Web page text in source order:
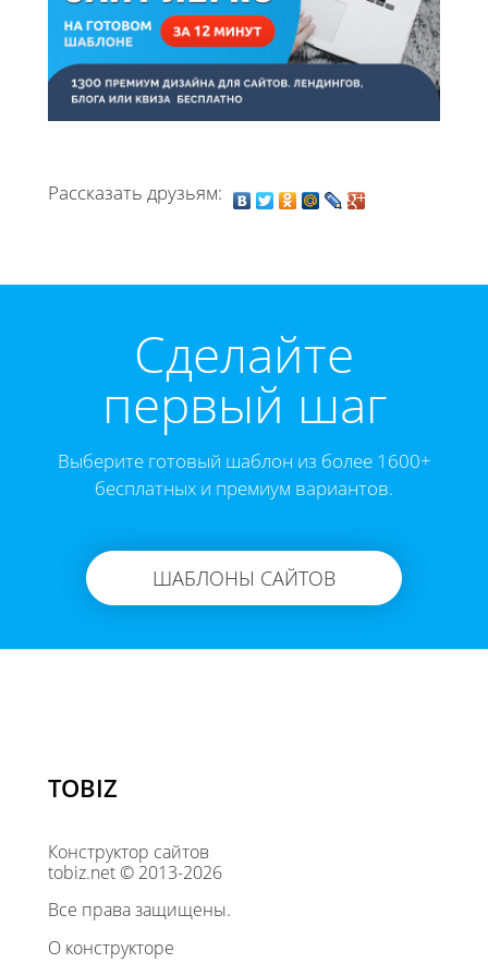
Рассказать друзьям:
Cделайте
первый шаг
Выберите готовый шаблон из более 1600+
бесплатных и премиум вариантов.
ШАБЛОНЫ САЙТОВ
TOBIZ
Конструктор сайтов
tobiz.net © 2013-2026
Все права защищены.
О конструкторе